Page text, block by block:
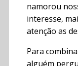
namorou
interesse,
atenção as
Para
alguém